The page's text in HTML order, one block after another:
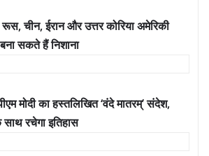
रूस, चीन, ईरान और उत्तर कोरिया अमेरिकी
सकते हैं निशाना
मोदी का हस्तलिखित ‘वंदे मातरम्’ संदेश,
रचेगा इतिहास